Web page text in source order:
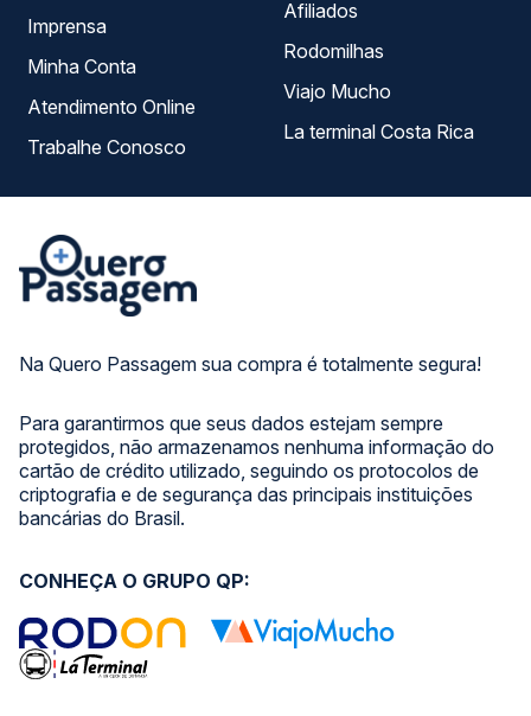
Na Quero Passagem sua compra é totalmente segura!
Para garantirmos que seus dados estejam sempre
protegidos, não armazenamos nenhuma informação do
cartão de crédito utilizado, seguindo os protocolos de
criptografia e de segurança das principais instituições
bancárias do Brasil.
Imprensa
Minha Conta
Atendimento Online
Trabalhe Conosco
Afiliados
Rodomilhas
Viajo Mucho
La terminal Costa Rica
CONHEÇA O GRUPO QP: